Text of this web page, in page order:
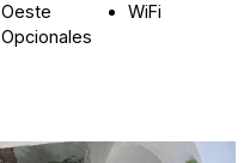
Oeste
Opcionales
WiFi